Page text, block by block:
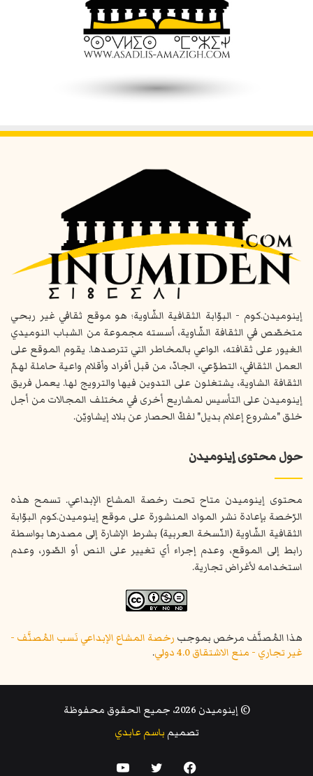
إينوميدن.كوم - البوّابة الثقافية الشّاوية؛ هو موقع ثقافي غير ربحي
متخصّص في الثقافة الشّاوية، أسسته مجموعة من الشباب النوميدي
الغيور على ثقافته، الواعي بالمخاطر التي تترصدها. يقوم الموقع على
العمل الثقافي، التطوّعي، الجادّ، من قبل أفراد وأقلام واعية حاملة لهمّ
الثقافة الشاوية، يشتغلون على التدوين فيها والترويج لها. يعمل فريق
إينوميدن على التأسيس لمشاريع أخرى في مختلف المجالات من أجل
خلق "مشروع إعلام بديل" لفكّ الحصار عن بلاد إيشاويّن.
حول محتوى إينوميدن
محتوى إينوميدن متاح تحت رخصة المشاع الإبداعي. تسمح هذه
الرّخصة بإعادة نشر المواد المنشورة على موقع إينوميدن.كوم البوّابة
الثقافية الشّاوية (النّسخة العربية) بشرط الإشارة إلى مصدرها بواسطة
رابط إلى الموقع، وعدم إجراء أي تغيير على النص أو الصّور، وعدم
استخدامه لأغراض تجارية.
هذا المُصنَّف مرخص بموجب رخصة المشاع الإبداعي نَسب المُصنَّف -
غير تجاري - منع الاشتقاق 4.0 دولي
.
© إينوميدن 2026، جميع الحقوق محفوظة
تصميم باسم عابدي
فيسبوك يوتيوب